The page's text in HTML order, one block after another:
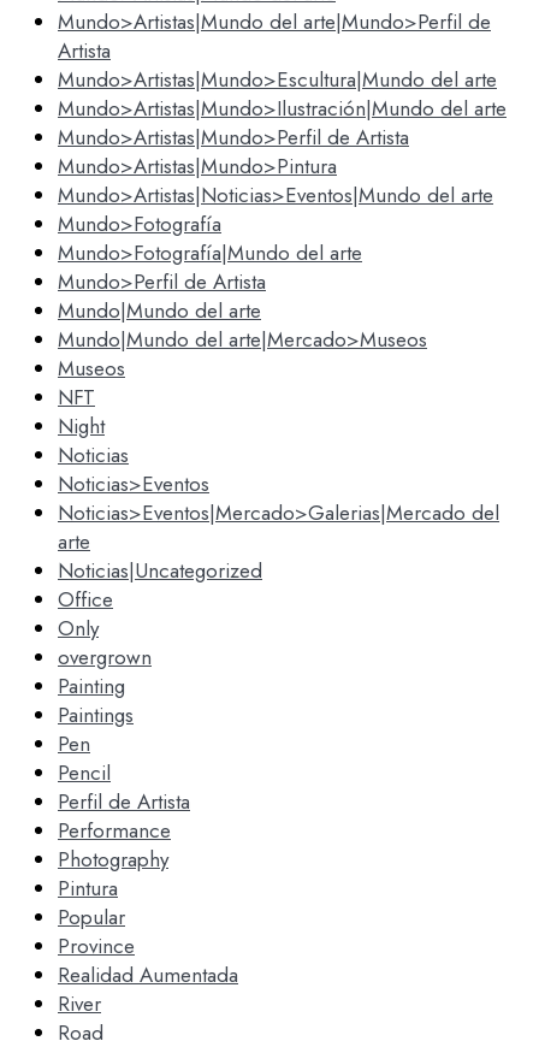
Mundo>Artistas|Mundo del arte|Mundo>Perfil de
Artista
Mundo>Artistas|Mundo>Escultura|Mundo del arte
Mundo>Artistas|Mundo>Ilustración|Mundo del arte
Mundo>Artistas|Mundo>Perfil de Artista
Mundo>Artistas|Mundo>Pintura
Mundo>Artistas|Noticias>Eventos|Mundo del arte
Mundo>Fotografía
Mundo>Fotografía|Mundo del arte
Mundo>Perfil de Artista
Mundo|Mundo del arte
Mundo|Mundo del arte|Mercado>Museos
Museos
NFT
Night
Noticias
Noticias>Eventos
Noticias>Eventos|Mercado>Galerias|Mercado del
arte
Noticias|Uncategorized
Office
Only
overgrown
Painting
Paintings
Pen
Pencil
Perfil de Artista
Performance
Photography
Pintura
Popular
Province
Realidad Aumentada
River
Road